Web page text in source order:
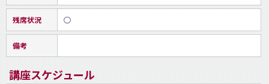
残席状況 ○
備考
講座スケジュール